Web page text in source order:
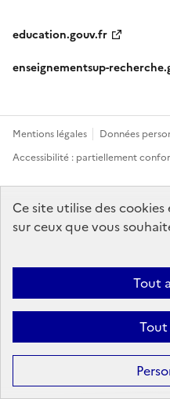
Ce site utilise des
sur ceux que vous
Tout
Tout
education.gouv.fr
enseignementsup-
Mentions légales Données
Accessibilité : partiellement
les contenus de ce site sont